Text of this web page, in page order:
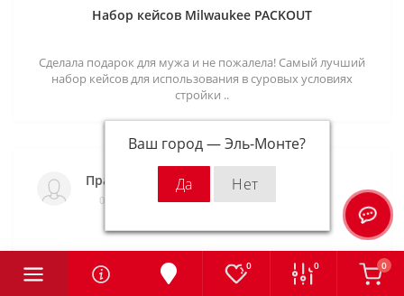
Ваш город —Эль-Монте?
0 0 0
Набор кейсов Milwaukee PACKOUT
Сделала подарок для мужа и не пожалела! Самый лучший
набор кейсов для использования в суровых условиях
стройки ..
Правдолюб
06.07.2021